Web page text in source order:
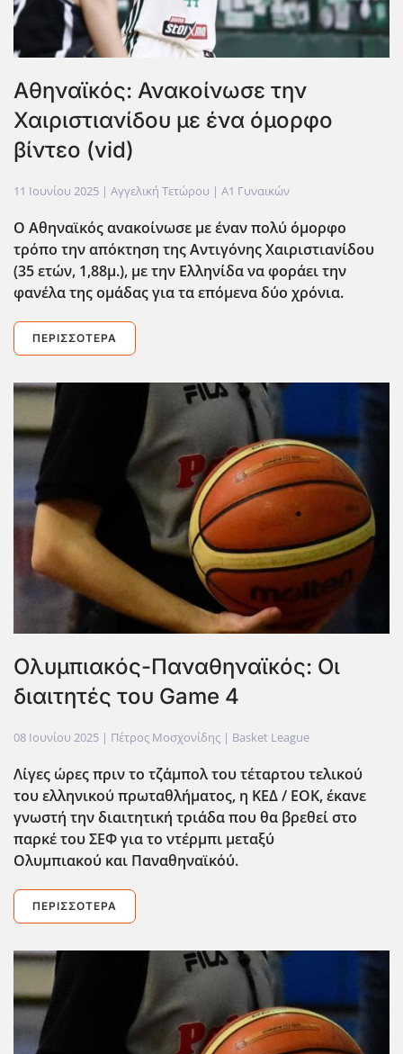
Αθηναϊκός: Ανακοίνωσε την
Χαιριστιανίδου με ένα όμορφο
βίντεο (vid)
11 Ιουνίου 2025 | Αγγελική Τετώρου | Α1 Γυναικών
Ο Αθηναϊκός ανακοίνωσε με έναν πολύ όμορφο
τρόπο την απόκτηση της Αντιγόνης Χαιριστιανίδου
(35 ετών, 1,88μ.), με την Ελληνίδα να φοράει την
φανέλα της ομάδας για τα επόμενα δύο χρόνια.
ΠΕΡΙΣΣΌΤΕΡΑ
Ολυμπιακός-Παναθηναϊκός: Οι
διαιτητές του Game 4
08 Ιουνίου 2025 | Πέτρος Μοσχονίδης | Basket League
Λίγες ώρες πριν το τζ΄αμπολ του τέταρτου τελικού
του ελληνικού πρωταθλήματος, η ΚΕΔ / ΕΟΚ,έκανε
γνωστή την διαιτητική τριάδα που θα βρεθεί στο
παρκέτου ΣΕΦ για το ντέρμπι μεταξύ
Ολυμπιακού και Παναθηναϊκ΄ού.
ΠΕΡΙΣΣΌΤΕΡΑ